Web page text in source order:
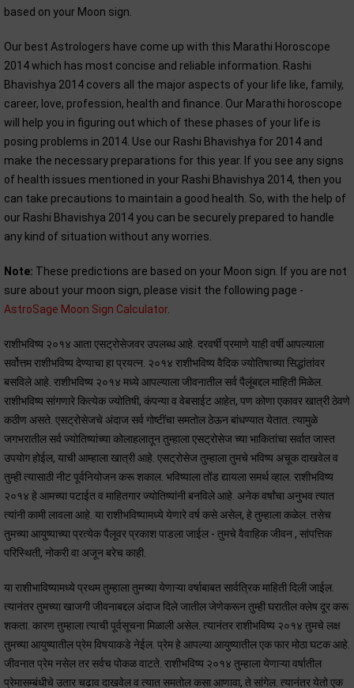
based on your Moon sign.
Our best Astrologers have come up with this Marathi Horoscope
2014 which has most concise and reliable information. Rashi
Bhavishya 2014 covers all the major aspects of your life like, family,
career, love, profession, health and finance. Our Marathi horoscope
will help you in figuring out which of these phases of your life is
posing problems in 2014. Use our Rashi Bhavishya for 2014 and
make the necessary preparations for this year. If you see any signs
of health issues mentioned in your Rashi Bhavishya 2014, then you
can take precautions to maintain a good health. So, with the help of
our Rashi Bhavishya 2014 you can be securely prepared to handle
any kind of situation without any worries.
Note: These predictions are based on your Moon sign. If you are not
sure about your moon sign, please visit the following page -
AstroSage Moon Sign Calculator.
राशीभविष्य २०१४ आता एसट्रोसेजवर उपलब्ध आहे. दरवर्षी प्रमाणे याही वर्षी आपल्याला
सर्वोत्तम राशीभविष्य देण्याचा हा प्रयत्न. २०१४ राशीभविष्य वैदिक ज्योतिषाच्या सिद्धांतांवर
बसविले आहे. राशीभविष्य २०१४ मध्ये आपल्याला जीवनातील सर्व पैलूंबद्दल माहिती मिळेल.
राशीभविष्य सांगणारे कित्येक ज्योतिषी, कंपन्या व वेबसाईट आहेत, पण कोणा एकावर खात्री ठेवणे
कठीण असते. एसट्रोसेजचे अंदाज सर्व गोष्टींचा समतोल ठेऊन बांधण्यात येतात. त्यामुळे
जगभरातील सर्व ज्योतिष्यांच्या कोलाहलातून तुम्हाला एसट्रोसेज च्या भाकितांचा सर्वात जास्त
उपयोग होईल, याची आम्हाला खात्री आहे. एसट्रोसेज तुम्हाला तुमचे भविष्य अचूक दाखवेल व
तुम्ही त्यासाठी नीट पूर्वनियोजन करू शकाल. भविष्याला तोंड द्यायला समर्थ व्हाल. राशीभविष्य
२०१४ हे आमच्या पटाईत व माहितगार ज्योतिष्यांनी बनविले आहे. अनेक वर्षांचा अनुभव त्यात
त्यांनी कामी लावला आहे. या राशीभविष्यामध्ये येणारे वर्ष कसे असेल, हे तुम्हाला कळेल. तसेच
तुमच्या आयुष्याच्या प्रत्येक पैलूवर प्रकाश पाडला जाईल - तुमचे वैवाहिक जीवन , सांपत्तिक
परिस्थिती, नोकरी वा अजून बरेच काही.
या राशीभाविष्यामध्ये प्रथम तुम्हाला तुमच्या येणाऱ्या वर्षाबाबत सार्वत्रिक माहिती दिली जाईल.
त्यानंतर तुमच्या खाजगी जीवनाबद्दल अंदाज दिले जातील जेणेकरून तुम्ही घरातील क्लेष दूर करू
शकता. कारण तुम्हाला त्याची पूर्वसूचना मिळाली असेल. त्यानंतर राशीभविष्य २०१४ तुमचे लक्ष
तुमच्या आयुष्यातील प्रेम विषयाकडे नेईल. प्रेम हे आपल्या आयुष्यातील एक फार मोठा घटक आहे.
जीवनात प्रेम नसेल तर सर्वच पोकळ वाटते. राशीभविष्य २०१४ तुम्हाला येणाऱ्या वर्षातील
प्रेमासम्बंधीचे उतार चढाव दाखवेल व त्यात समतोल कसा आणावा, ते सांगेल. त्यानंतर येतो एक